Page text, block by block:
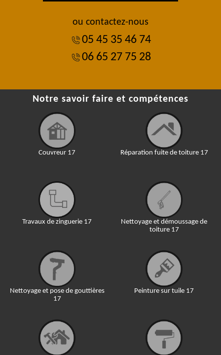
ou contactez-nous
05 45 35 46 74
06 65 27 75 28
Notre savoir faire et compétences
Couvreur 17
Travaux de zinguerie 17
Nettoyage et pose de gouttières
17
Réparation fuite de toiture 17
Nettoyage et démoussage de
toiture 17
Peinture sur tuile 17